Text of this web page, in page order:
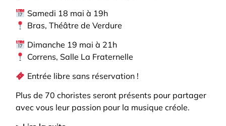
Samedi 18 mai à 19h
Bras, Théâtre de Verdure
Dimanche 19 mai à 21h
Correns, Salle La Fraternelle
Entrée libre sans réservation !
Plus de 70 choristes seront présents pour partager
avec vous leur passion pour la musique créole.